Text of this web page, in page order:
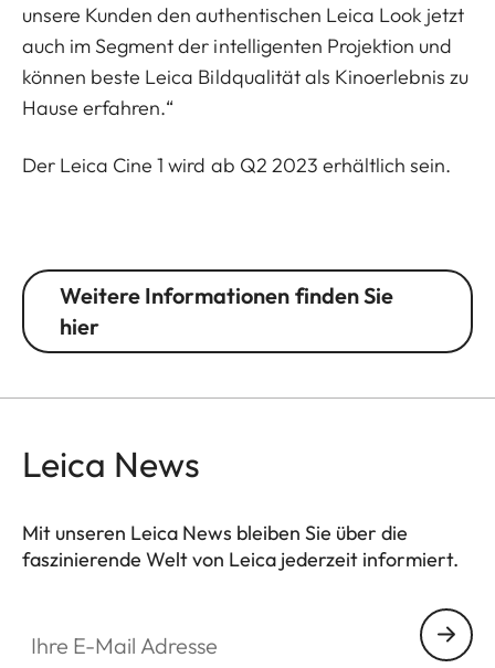
unsere Kunden den authentischen Leica Look jetzt
auch im Segment der intelligenten Projektion und
können beste Leica Bildqualität als Kinoerlebnis zu
Hause erfahren.“
Der Leica Cine 1 wird ab Q2 2023 erhältlich sein.
Weitere Informationen finden Sie
hier
Leica News
Mit unseren Leica News bleiben Sie über die
faszinierende Welt von Leica jederzeit informiert.